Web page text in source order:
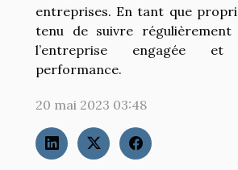
entreprises. En tant que
tenu de suivre
l’entreprise engagée et
performance.
20 mai 2023 03:48